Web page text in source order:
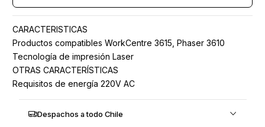
CARACTERISTICAS
Productos compatibles WorkCentre 3615, Phaser 3610
Tecnología de impresión Laser
OTRAS CARACTERÍSTICAS
Requisitos de energía 220V AC
Despachos a todo Chile